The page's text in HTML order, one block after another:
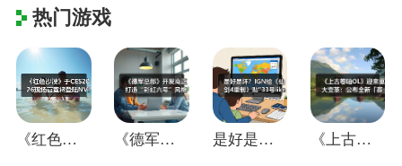
热门游戏
《红色沙漠》于CES2026现场官宣将登 《德军总部》开发商正打造“彩虹六号”风格 是好是坏？IGN给《仙剑4重制》贴"33 《上古卷轴OL》迎来重大变革：公布全新「